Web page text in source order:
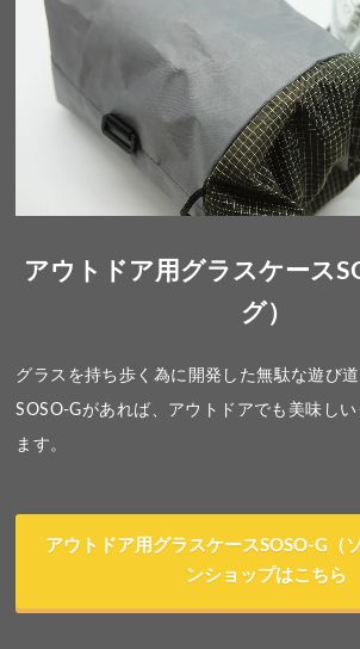
アウトドア用グラスケース
グ）
グラスを持ち歩く為に開発した無駄な遊び
SOSO-Gがあれば、アウトドアでも美味し
ます。
アウトドア用グラスケースSOSO-G（
ンショップはこちら